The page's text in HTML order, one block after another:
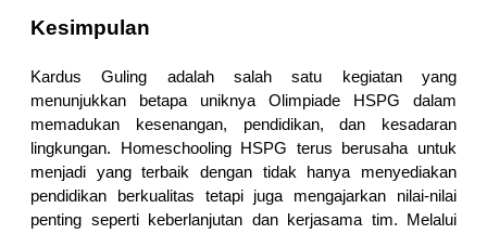
Kesimpulan
Kardus Guling adalah salah satu kegiatan yang
menunjukkan betapa uniknya Olimpiade HSPG dalam
memadukan kesenangan, pendidikan, dan kesadaran
lingkungan. Homeschooling HSPG terus berusaha untuk
menjadi yang terbaik dengan tidak hanya menyediakan
pendidikan berkualitas tetapi juga mengajarkan nilai-nilai
penting seperti keberlanjutan dan kerjasama tim. Melalui